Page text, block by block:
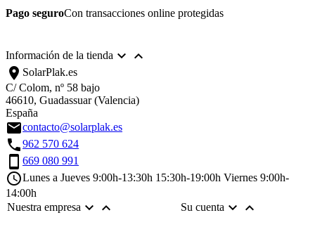
Pago seguroCon transacciones online protegidas
Información de la tienda  
location_on SolarPlak.es
C/ Colom, nº 58 bajo
46610, Guadassuar (Valencia)
España
emailcontacto@solarplak.es
call962 570 624
smartphone 669 080 991
scheduleLunes a Jueves 9:00h-13:30h 15:30h-19:00h Viernes 9:00h-
14:00h
Nuestra empresa  Su cuenta 